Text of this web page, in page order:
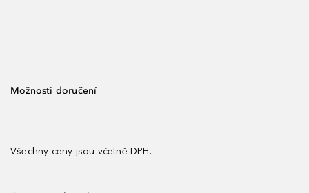
Možnosti doručení
Všechny ceny jsou včetně DPH.